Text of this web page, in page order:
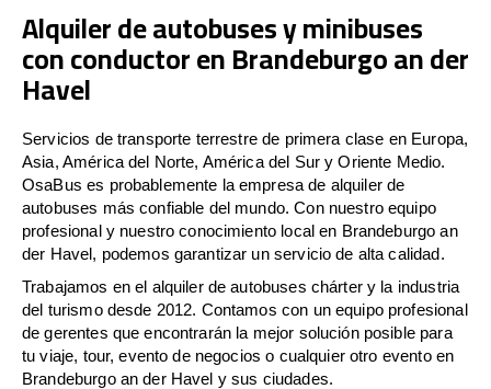
Alquiler de autobuses y minibuses
con conductor en Brandeburgo an der
Havel
Servicios de transporte terrestre de primera clase en Europa,
Asia, América del Norte, América del Sur y Oriente Medio.
OsaBus es probablemente la empresa de alquiler de
autobuses más confiable del mundo. Con nuestro equipo
profesional y nuestro conocimiento local en Brandeburgo an
der Havel, podemos garantizar un servicio de alta calidad.
Trabajamos en el alquiler de autobuses chárter y la industria
del turismo desde 2012. Contamos con un equipo profesional
de gerentes que encontrarán la mejor solución posible para
tu viaje, tour, evento de negocios o cualquier otro evento en
Brandeburgo an der Havel y sus ciudades.